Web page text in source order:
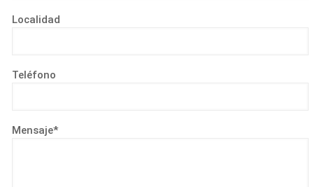
Localidad
Teléfono
Mensaje*